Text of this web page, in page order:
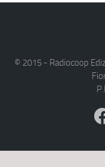
© 2015 - Radiocoop